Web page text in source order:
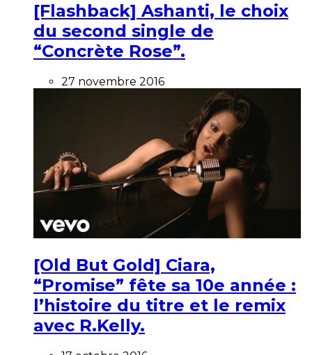
[Flashback] Ashanti, le choix
du second single de
“Concrète Rose”.
27 novembre 2016
[Old But Gold] Ciara,
“Promise” fête sa 10e année :
l’histoire du titre et le remix
avec R.Kelly.